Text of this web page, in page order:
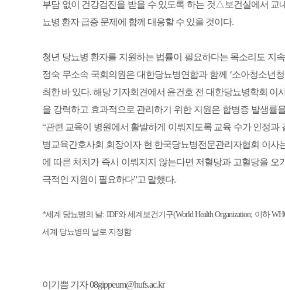
부담 없이 건강검진을 받을 수 있도록 하는 것△보건실에서 교
뇨병 환자 급증 문제에 함께 대응할 수 있을 것이다.
청년 당뇨병 환자를 지원하는 법률이 필요하다는 목소리도 지
정숙 무소속 국회의원은 대한당뇨병연합과 함께 ‘소아청소년
최한 바 있다. 해당 기자회견에서 윤건호 전 대한당뇨병학회
을 강력하고 효과적으로 관리하기 위한 지원은 합병증 발생률
“관련 교육이 병원에서 활발하게 이뤄지도록 교육 수가 인정
병교육간호사회 회장이자 현 한국당뇨병전문관리자협회 이사
에 따른 처치가 즉시 이뤄지지 않는다면 저혈당과 고혈당을
극적인 지원이 필요하다”고 말했다.
*세계 당뇨병의 날: IDF와 세계보건기구(World Health Organization; 이하
세계 당뇨병의 날로 지정함
이기쁨 기자 08gippeum@hufs.ac.kr